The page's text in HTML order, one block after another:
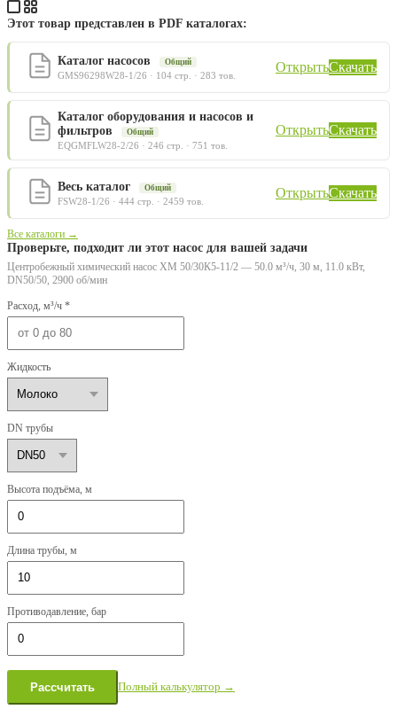
Этот товар представлен в PDF каталогах:
Каталог насосов Общий
GMS96298W28-1/26 · 104 стр. · 283 тов.
ОткрытьСкачать
Каталог оборудования и насосов и
фильтров
Общий
EQGMFLW28-2/26 · 246 стр. · 751 тов.
ОткрытьСкачать
Весь каталог Общий
FSW28-1/26 · 444 стр. · 2459 тов.
ОткрытьСкачать
Все каталоги →
Проверьте, подходит ли этот насос для вашей задачи
Центробежный химический насос ХМ 50/30К5-11/2 — 50.0 м³/ч, 30 м, 11.0 кВт,
DN50/50, 2900 об/мин
Расход, м³/ч *
Жидкость
DN трубы
Высота подъёма, м
Длина трубы, м
Противодавление, бар
Рассчитать Полный калькулятор →